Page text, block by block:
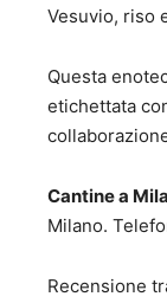
Vesuvio, riso
Questa
etichettata
Cantine a
Milano.
Recensione